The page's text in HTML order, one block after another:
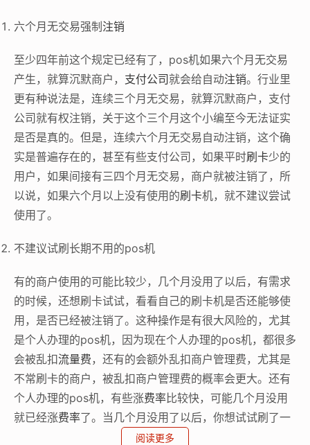
六个月无交易强制 注销
至少四年前这个规定已经有了，pos机如果六个月无交易
产生，就算沉默商户， 支付公司就会给自动注销。行业里
更有种说法是，连续三个月无交易，就算沉默商户，支付
公司就有权注销，关于这个三个月这个小编至今无法证实
是否是真的。但是，连续六个月无交易自动注销，这个确
实是普遍存在的，甚至有些支付公司，如果平时刷卡少的
用户，如果间接有三四个月无交易，商户就被注销了，所
以说，如果六个月以上没有使用的刷卡机，就不建议尝试
使用了。
不建议试刷长期不用的pos机
有的商户使用的可能比较少，几个月没用了以后，有需求
的时候，还想刷卡试试，看看自己的刷卡机是否还能够使
用，是否已经被注销了。这种操作是有很大风险的，尤其
是个人办理的pos机，因为现在个人办理的pos机，都很多
会被乱扣流量费，还有的会额外乱扣商户管理费，尤其是
不常刷卡的商户，被乱扣商户管理费的概率会更大。还有
个人办理的pos机，有些涨费率比较快，可能几个月没用
就已经涨费率了。当几个月没用了以后，你想试试刷了一
，被扣商户管理费，还有可能费
阅读更多